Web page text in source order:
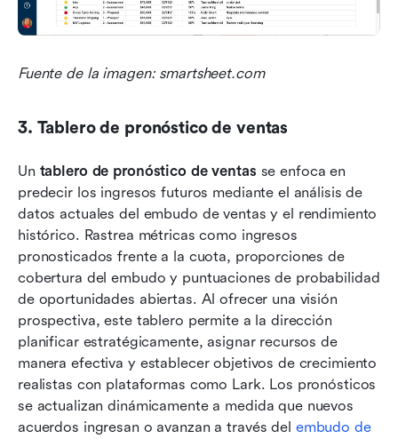
Fuente de la imagen: smartsheet.com
3. Tablero de pronóstico de ventas
Un tablero de pronóstico de ventas se enfoca en
predecir los ingresos futuros mediante el análisis de
datos actuales del embudo de ventas y el rendimiento
histórico. Rastrea métricas como ingresos
pronosticados frente a la cuota, proporciones de
cobertura del embudo y puntuaciones de probabilidad
de oportunidades abiertas. Al ofrecer una visión
prospectiva, este tablero permite a la dirección
planificar estratégicamente, asignar recursos de
manera efectiva y establecer objetivos de crecimiento
realistas con plataformas como Lark. Los pronósticos
se actualizan dinámicamente a medida que nuevos
acuerdos ingresan o avanzan a través del embudo de